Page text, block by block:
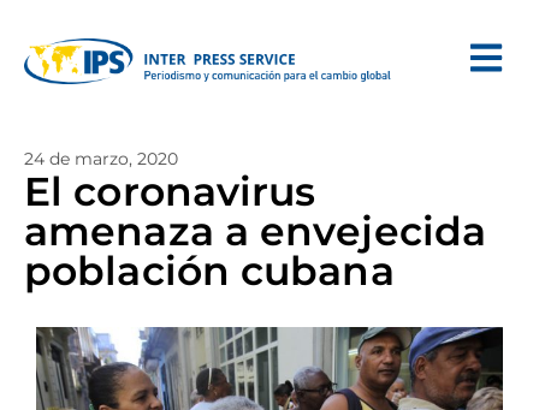
24 de marzo, 2020
El coronavirus
amenaza a envejecida
población cubana